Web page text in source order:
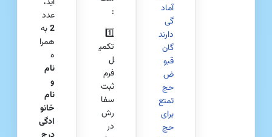
آماد
گی
دارند
گان
قبو
ض
حج
تمتع
برای
حج
:
1️⃣
تکمی
ل
فرم
ثبت
سفا
رش
در
عدد
2به
همرا
ه
نام
و
نام
خانو
ادگی